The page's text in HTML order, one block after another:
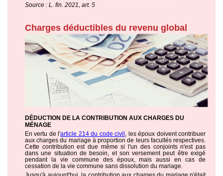
Source : L. fin. 2021, art. 5
Charges déductibles du revenu global
DÉDUCTION DE LA CONTRIBUTION AUX CHARGES DU
MÉNAGE
En vertu de l'article 214 du code civil , les époux doivent contribuer
aux charges du mariage à proportion de leurs facultés respectives.
Cette contribution est due même si l'un des conjoints n'est pas
dans une situation de besoin, et son versement peut être exigé
pendant la vie commune des époux, mais aussi en cas de
cessation de la vie commune sans dissolution du mariage.